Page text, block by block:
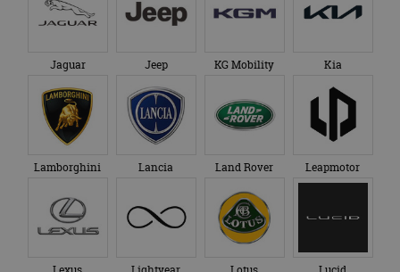
Mercedes-Benz MG Micro Mobility Systems
MINI Mitsubishi Morgan
Nissan Omoda Opel Peugeot